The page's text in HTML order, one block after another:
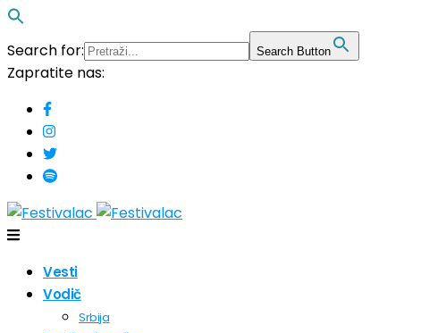
Search for: Search Button
Zapratite nas:
Vesti
Vodič
Srbija